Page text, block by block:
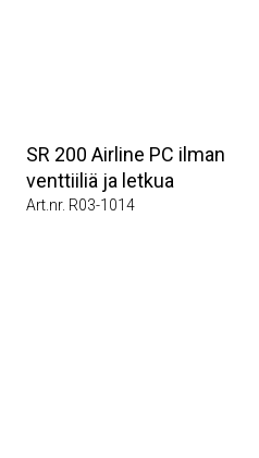
SR 200 Airline PC ilman
venttiiliä ja letkua
Art.nr. R03-1014